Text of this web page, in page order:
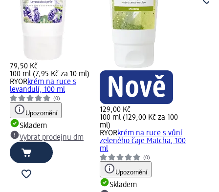
79,50 Kč
100 ml (7,95 Kč za 10 ml)
RYORkrém na ruce s
levandulí, 100 ml
(0)
Upozornění
Skladem
Vybrat prodejnu dm
129,00 Kč
100 ml (129,00 Kč za 100
ml)
RYORkrém na ruce s vůní
zeleného čaje Matcha, 100
ml
(0)
Upozornění
Skladem